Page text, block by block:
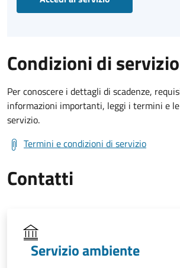
Condizioni di servizio
Per conoscere i dettagli di scadenze,
informazioni importanti, leggi i termini e
servizio.
Termini e condizioni di servizio
Contatti
Servizio ambiente